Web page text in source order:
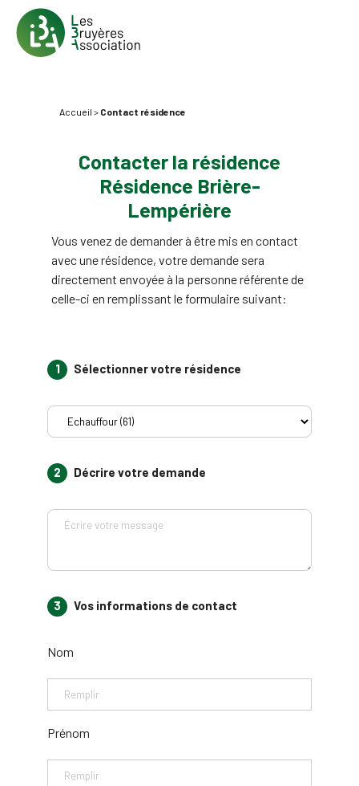
Accueil > Contact résidence
Contacter la résidence
Résidence Brière-
Lempérière
Vous venez de demander à être mis en contact
avec une résidence, votre demande sera
directement envoyée à la personne référente de
celle-ci en remplissant le formulaire suivant:
1 Sélectionner votre résidence
2 Décrire votre demande
3 Vos informations de contact
Nom
Prénom